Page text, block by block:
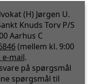
(H) Jørgen U.
Knuds Torv P/S
Aarhus C
(mellem kl. 9:00
e-mail.
på spørgsmål
spørgsmål til